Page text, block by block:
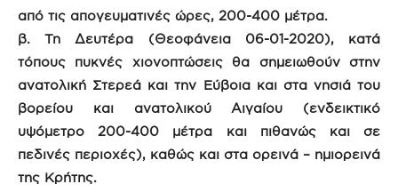
από τις απογευματινές ώρες, 200-400 μέτρα.
β. Τη Δευτέρα (Θεοφάνεια 06-01-2020), κατά
τόπους πυκνές χιονοπτώσεις θα σημειωθούν στην
ανατολική Στερεά και την Εύβοια και στα νησιά του
βορείου και ανατολικού Αιγαίου (ενδεικτικό
υψόμετρο 200-400 μέτρα και πιθανώς και σε
πεδινές περιοχές), καθώς και στα ορεινά – ημιορεινά
της Κρήτης.